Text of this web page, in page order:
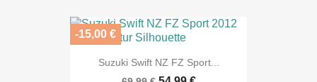
Suzuki Swift NZ FZ Sport...
-15,00 €